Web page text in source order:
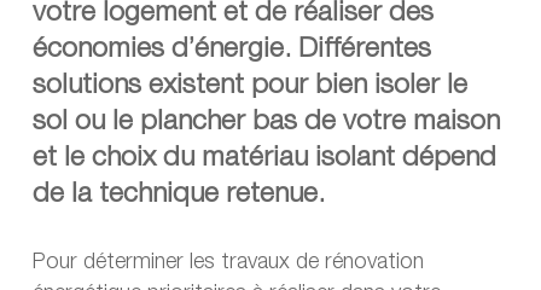
votre logement et de réaliser des
économies d’énergie. Différentes
solutions existent pour bien isoler le
sol ou le plancher bas de votre maison
et le choix du matériau isolant dépend
de la technique retenue.
Pour déterminer les travaux de rénovation